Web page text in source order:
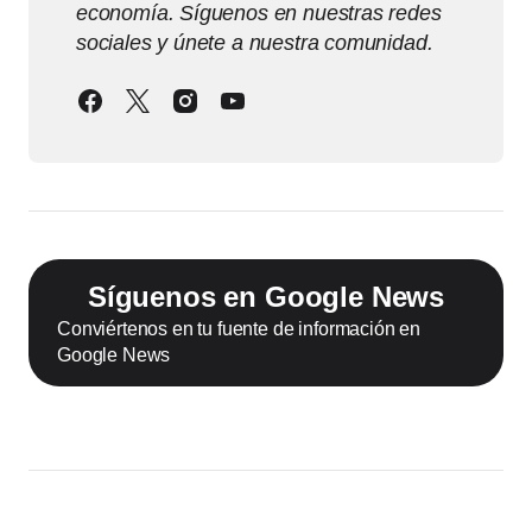
economía. Síguenos en nuestras redes
sociales y únete a nuestra comunidad.
Síguenos en Google News
Conviértenos en tu fuente de información en
Google News